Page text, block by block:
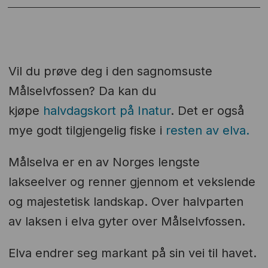
Vil du prøve deg i den sagnomsuste
Målselvfossen? Da kan du
kjøpe halvdagskort på Inatur. Det er også
mye godt tilgjengelig fiske i resten av elva.
Målselva er en av Norges lengste
lakseelver og renner gjennom et vekslende
og majestetisk landskap. Over halvparten
av laksen i elva gyter over Målselvfossen.
Elva endrer seg markant på sin vei til havet.